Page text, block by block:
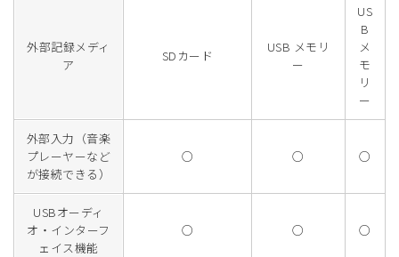
外部記録メディ
ア
SDカード
USB メモリ
ー
US
B
メ
モ
リ
ー
外部入力（音楽
プレーヤーなど
が接続できる）
○ ○ ○
USBオーディ
オ・インターフ
ェイス機能
○ ○ ○